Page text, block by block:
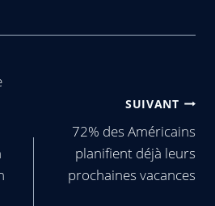
SUIVANT
72% des Américains
planifient déjà leurs
prochaines vacances